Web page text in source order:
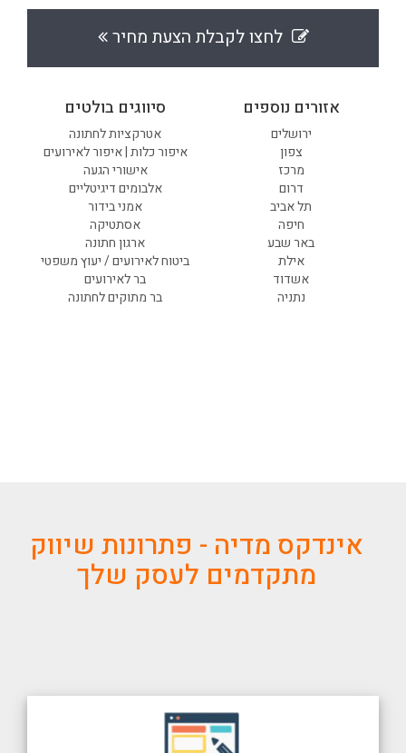
לחצו לקבלת הצעת מחיר
סיווגים בולטים
אטרקציות לחתונה
איפור כלות | איפור לאירועים
אישורי הגעה
אלבומים דיגיטליים
אמני בידור
אסתטיקה
ארגון חתונה
ביטוח לאירועים / יעוץ משפטי
בר לאירועים
בר מתוקים לחתונה
אזורים נוספים
ירושלים
צפון
מרכז
דרום
תל אביב
חיפה
באר שבע
אילת
אשדוד
נתניה
אינדקס מדיה - פתרונות שיווק
מתקדמים לעסק שלך